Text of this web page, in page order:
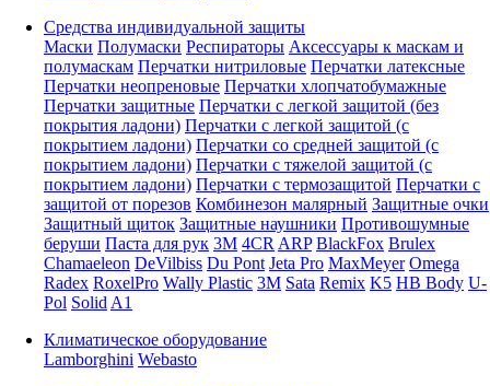
Средства индивидуальной защиты
Маски Полумаски Респираторы Аксессуары к маскам и
полумаскам Перчатки нитриловые Перчатки латексные
Перчатки неопреновые Перчатки хлопчатобумажные
Перчатки защитные Перчатки с легкой защитой (без
покрытия ладони) Перчатки с легкой защитой (с
покрытием ладони) Перчатки со средней защитой (с
покрытием ладони) Перчатки с тяжелой защитой (с
покрытием ладони) Перчатки с термозащитой Перчатки с
защитой от порезов Комбинезон малярный Защитные очки
Защитный щиток Защитные наушники Противошумные
беруши Паста для рук 3M 4CR ARP BlackFox Brulex
Chamaeleon DeVilbiss Du Pont Jeta Pro MaxMeyer Omega
Radex RoxelPro Wally Plastic 3M Sata Remix K5 HB Body U-
Pol Solid A1
Климатическое оборудование
Lamborghini Webasto